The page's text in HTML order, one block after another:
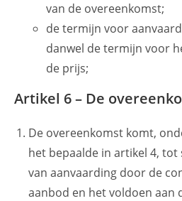
van de overeenkomst;
de termijn voor
danwel de termijn voor
de prijs;
Artikel 6 – De
De overeenkomst komt,
het bepaalde in artikel 4,
van aanvaarding door de
aanbod en het voldoen aan